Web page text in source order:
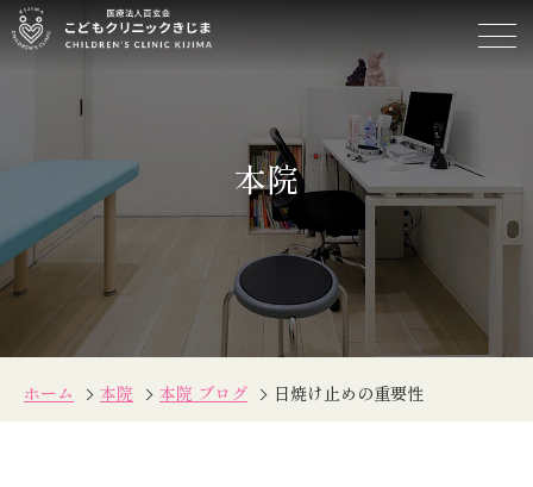
日
性
本院
ホーム 本院 本院 ブログ 日焼け止めの重要性